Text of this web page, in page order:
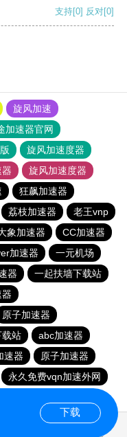
支持[0] 反对[0]
旋风加速
加速器官网
旋风加速度器
旋风加速度器
狂飙加速器
荔枝加速器
老王vnp
象加速器
CC加速器
加速器
一元机场
器
一起扶墙下载站
原子加速器
载站
abc加速器
速器
原子加速器
永久免费vqn加速外网
下载